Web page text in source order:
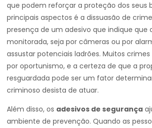
que podem reforçar a proteção dos seus
principais aspectos é a dissuasão de
presença de um adesivo que indique que
monitorada, seja por câmeras ou por
assustar potenciais ladrões. Muitos
por oportunismo, e a certeza de que a
resguardada pode ser um fator
criminoso desista de atuar.
Além disso, os adesivos de segurança
ambiente de prevenção. Quando as